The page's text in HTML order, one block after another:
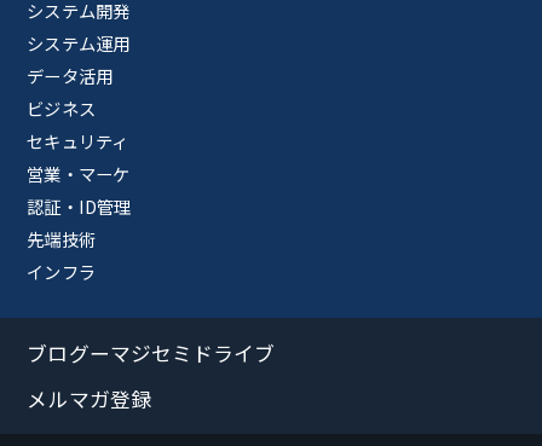
システム開発
システム運用
データ活用
ビジネス
セキュリティ
営業・マーケ
認証・ID管理
先端技術
インフラ
ブログーマジセミドライブ
メルマガ登録